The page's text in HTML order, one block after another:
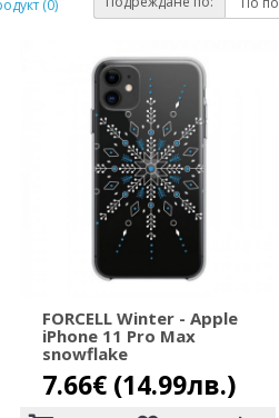
(0)
FORCELL Winter - Apple
iPhone 11 Pro Max
snowflake
7.66€ (14.99лв.)